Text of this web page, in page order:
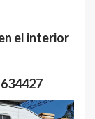
el interior